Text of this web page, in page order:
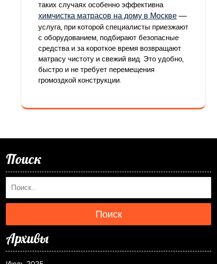
таких случаях особенно эффективна
химчистка матрасов на дому в Москве —
услуга, при которой специалисты приезжают
с оборудованием, подбирают безопасные
средства и за короткое время возвращают
матрасу чистоту и свежий вид. Это удобно,
быстро и не требует перемещения
громоздкой конструкции.
Поиск
Поиск
Архивы